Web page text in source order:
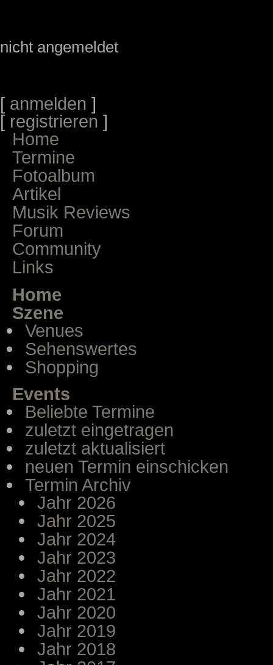
nicht angemeldet
[ anmelden ]
[ registrieren ]
Home
Termine
Fotoalbum
Artikel
Musik Reviews
Forum
Community
Links
Home
Szene
Venues
Sehenswertes
Shopping
Events
Beliebte Termine
zuletzt eingetragen
zuletzt aktualisiert
neuen Termin einschicken
Termin Archiv
Jahr 2026
Jahr 2025
Jahr 2024
Jahr 2023
Jahr 2022
Jahr 2021
Jahr 2020
Jahr 2019
Jahr 2018